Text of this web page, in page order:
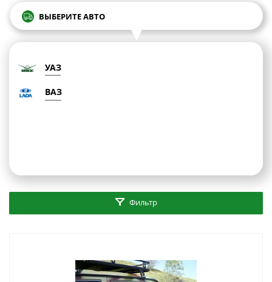
ВЫБЕРИТЕ АВТО
УАЗ
ВАЗ
Фильтр